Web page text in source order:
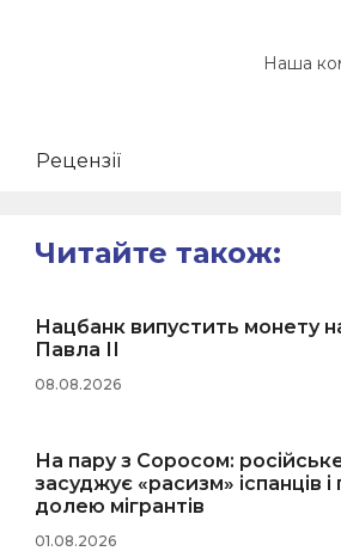
Наша
Рецензії
Читайте також:
Нацбанк випустить монету
Павла ІІ
08.08.2026
На пару з Соросом:
засуджує «расизм» іспанців
долею мігрантів
01.08.2026